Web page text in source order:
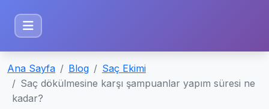
Ana Sayfa Blog
Saç Ekimi
Saç dökülmesine karşı şampuanlar yapım süresi ne
kadar?